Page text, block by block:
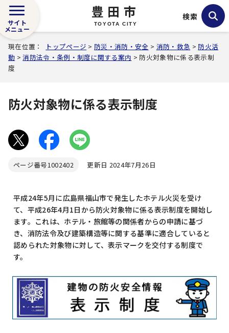
豊田市
TOYOTA CITY
サイト
メニュー
検索
現在位置： トップページ > 防災・消防・安全 > 消防・救急 > 防火活
動 >消防法令・条例・制度に関する案内 > 防火対象物に係る表示制
度
防火対象物に係る表示制度
ページ番号1002402 更新日 2024年7月26日
平成24年5月に広島県福山市で発生したホテル火災を受け
て、平成26年4月1日から防火対象物に係る表示制度を開始し
ます。これは、ホテル・旅館等の関係者からの申請に基づ
き、消防法令及び建築構造等に関する基準に適合していると
認められた対象物に対して、表示マークを交付する制度で
す。